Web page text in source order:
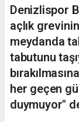
Denizlispor
açlık
meydanda
tabutunu
her geçen
duymuyor"